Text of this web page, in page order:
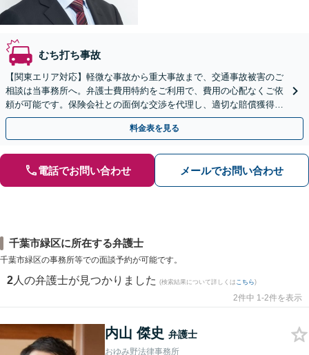
むち打ち事故
【関東エリア対応】軽微な事故から重大事故まで、交通事故被害のご
相談は当事務所へ。弁護士費用特約をご利用で、費用の心配なくご依
頼が可能です。保険会社との面倒な交渉を代理し、適切な賠償獲得を
目指します。【日本語・中国語対応可能】
料金表を見る
電話でお問い合わせ メールでお問い合わせ
千葉市緑区に所在する弁護士
千葉市緑区の事務所等での面談予約が可能です。
2 人の弁護士が見つかりました (検索結果について詳しくは こちら)
2件中 1-2件を表示
内山 傑史 弁護士
おゆみ野法律事務所